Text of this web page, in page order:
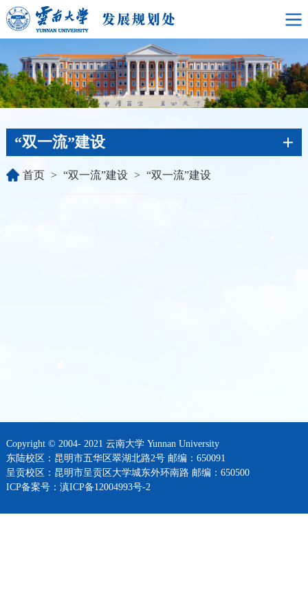
“双一流”建设
首页 > “双一流”建设 > “双一流”建设
Copyright © 2004- 2021 云南大学 Yunnan University
东陆校区：昆明市五华区翠湖北路2号 邮编：650091
呈贡校区：昆明市呈贡区大学城东外环南路 邮编：650500
ICP备案号：滇ICP备12004993号-2